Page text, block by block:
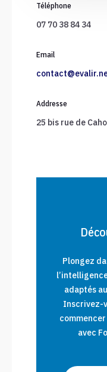
Téléphone
07 70 38 84 34
Email
Addresse
25 bis rue de
Plongez
adaptés
Inscrivez-
avec